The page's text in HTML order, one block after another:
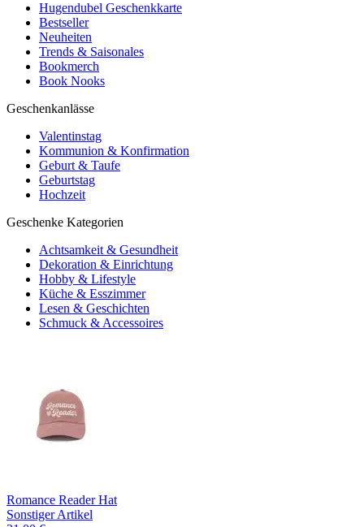
Hugendubel Geschenkkarte
Bestseller
Neuheiten
Trends & Saisonales
Bookmerch
Book Nooks
Geschenkanlässe
Valentinstag
Kommunion & Konfirmation
Geburt & Taufe
Geburtstag
Hochzeit
Geschenke Kategorien
Achtsamkeit & Gesundheit
Dekoration & Einrichtung
Hobby & Lifestyle
Küche & Esszimmer
Lesen & Geschichten
Schmuck & Accessoires
Romance Reader Hat
Sonstiger Artikel